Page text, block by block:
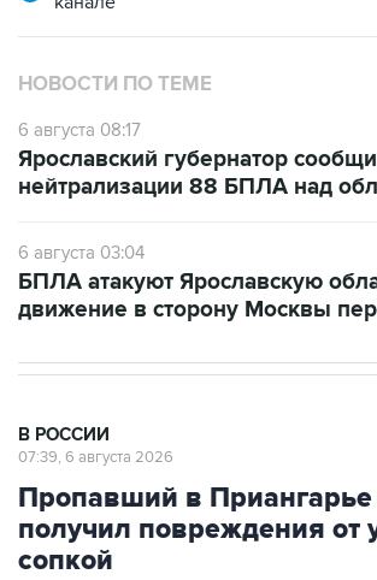
НОВОСТИ ПО ТЕМЕ
6 августа 08:17
Ярославский губернатор
нейтрализации 88 БПЛА над
6 августа 03:04
БПЛА атакуют Ярославскую
движение в сторону Москвы
В РОССИИ
07:39, 6 августа 2026
Пропавший в Приангарье
получил повреждения от
сопкой